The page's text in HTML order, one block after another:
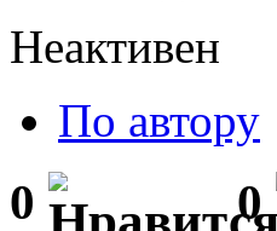
Неактивен
По автору
0 0